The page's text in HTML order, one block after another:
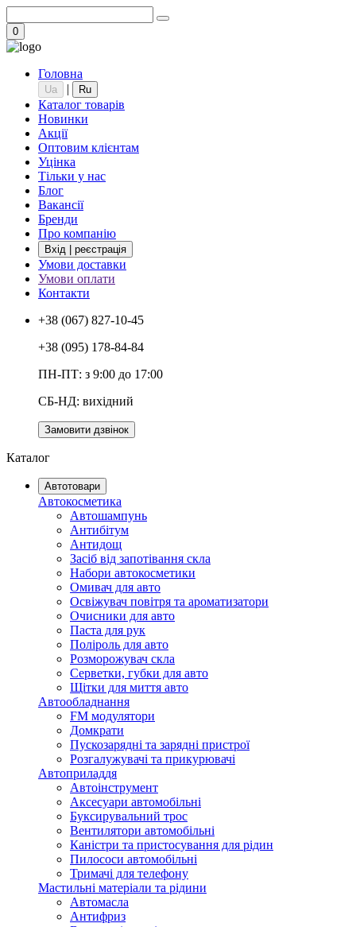
0
Головна
Ua | Ru
Каталог товарів
Новинки
Акції
Оптовим клієнтам
Уцінка
Тільки у нас
Блог
Вакансії
Бренди
Про компанію
Вхід | реєстрація
Умови доставки
Умови оплати
Контакти
+38 (067) 827-10-45
+38 (095) 178-84-84
ПН-ПТ: з 9:00 до 17:00
СБ-НД: вихідний
Замовити дзвінок
Каталог
Автотовари
Автокосметика
Автошампунь
Антибітум
Антидощ
Засіб від запотівання скла
Набори автокосметики
Омивач для авто
Освіжувач повітря та ароматизатори
Очисники для авто
Паста для рук
Поліроль для авто
Розморожувач скла
Серветки, губки для авто
Щітки для миття авто
Автообладнання
FM модулятори
Домкрати
Пускозарядні та зарядні пристрої
Розгалужувачі та прикурювачі
Автоприладдя
Автоінструмент
Аксесуари автомобільні
Буксирувальний трос
Вентилятори автомобільні
Каністри та пристосування для рідин
Пилососи автомобільні
Тримачі для телефону
Мастильні матеріали та рідини
Автомасла
Антифриз